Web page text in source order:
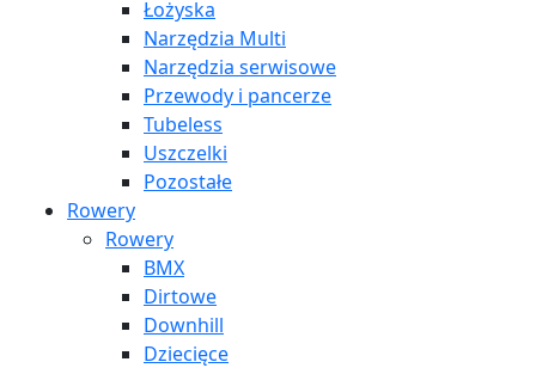
Łożyska
Narzędzia Multi
Narzędzia serwisowe
Przewody i pancerze
Tubeless
Uszczelki
Pozostałe
Rowery
Rowery
BMX
Dirtowe
Downhill
Dziecięce